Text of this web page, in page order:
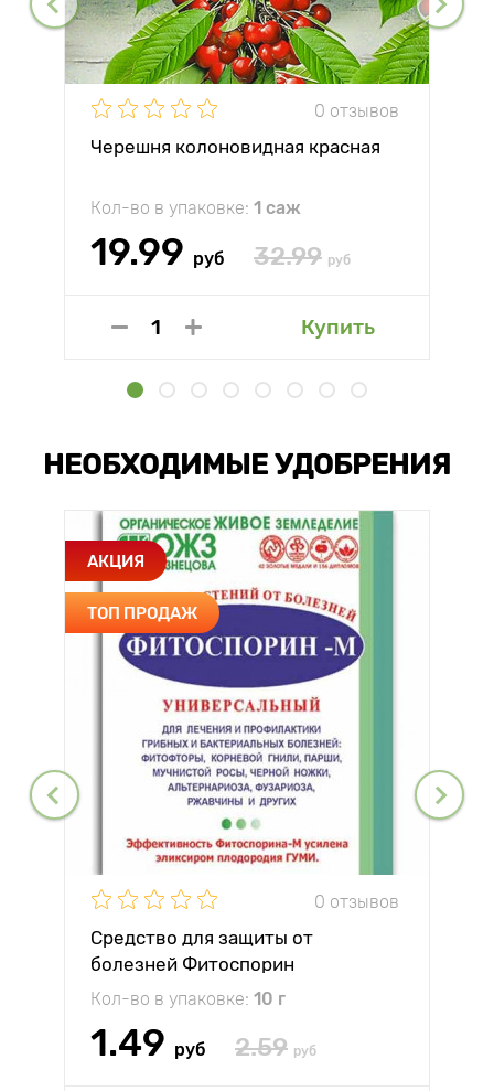
0 отзывов
Черешня колоновидная красная
Кол-во в упаковке: 1 саж
19.99 руб 32.99 руб
Купить
НЕОБХОДИМЫЕ УДОБРЕНИЯ
АКЦИЯ
ТОП ПРОДАЖ
0 отзывов
Средство для защиты от
болезней Фитоспорин
Кол-во в упаковке: 10 г
1.49 руб 2.59 руб